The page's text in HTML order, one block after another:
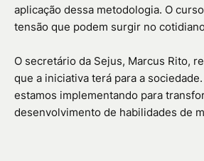
aplicação dessa metodologia. O
tensão que podem surgir no
O secretário da Sejus, Marcus Rito,
que a iniciativa terá para a
estamos implementando para
desenvolvimento de habilidades de